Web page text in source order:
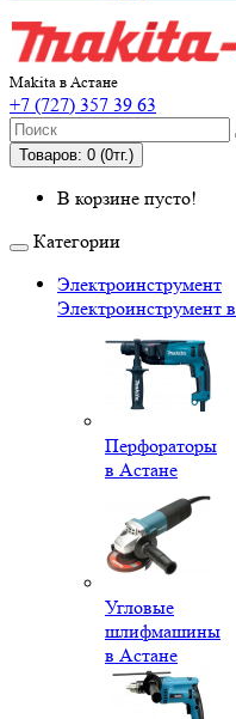
Makita в Астане
+7 (727) 357 39 63
Товаров: 0 (0тг.)
В корзине пусто!
Категории
Электроинструмент
Электроинструмент
Перфораторы
в Астане
Угловые
шлифмашины
в Астане